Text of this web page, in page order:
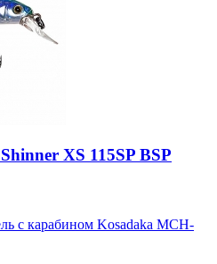
XS 115SP BSP